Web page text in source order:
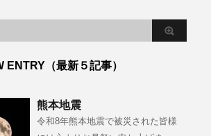
ENTRY（最新５記事）
熊本地震
令和8年熊本地震で被災された皆様